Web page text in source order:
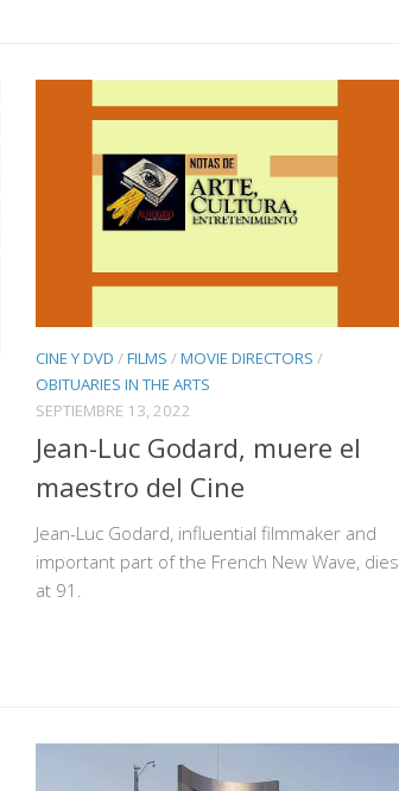
CINE Y DVD /FILMS /MOVIE DIRECTORS /
OBITUARIES IN THE ARTS
SEPTIEMBRE 13, 2022
Jean-Luc Godard, muere el
maestro del Cine
Jean-Luc Godard, influential filmmaker and
important part of the French New Wave, dies
at 91.